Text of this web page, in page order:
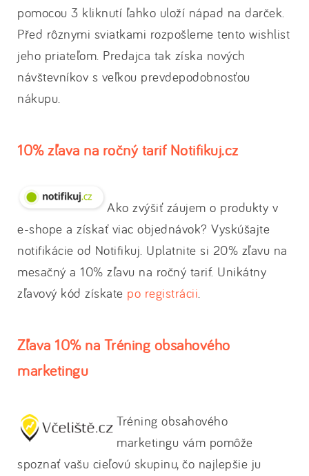
pomocou 3 kliknutí ľahko uloží nápad na darček.
Před rôznymi sviatkami rozpošleme tento wishlist
jeho priateľom. Predajca tak získa nových
návštevníkov s veľkou prevdepodobnosťou
nákupu.
10% zľava na ročný tarif Notifikuj.cz
Ako zvýšiť záujem o produkty v
e-shope a získať viac objednávok? Vyskúšajte
notifikácie od Notifikuj. Uplatnite si 20% zľavu na
mesačný a 10% zľavu na ročný tarif. Unikátny
zľavový kód získate po registrácii.
Zľava 10% na Tréning obsahového
marketingu
Tréning obsahového
marketingu vám pomôže
spoznať vašu cieľovú skupinu, čo najlepšie ju